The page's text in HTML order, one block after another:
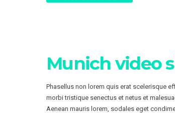
Munich video
Phasellus non lorem quis erat scelerisque
morbi tristique senectus et netus et
Aenean mauris lorem, sodales eget